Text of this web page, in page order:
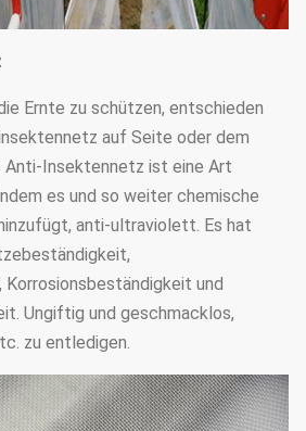
Ernte zu schützen, entschieden
auf Seite oder dem
Anti-Insektennetz ist eine Art
es und so weiter chemische
anti-ultraviolett. Es hat
und
Ungiftig und geschmacklos,
zu entledigen.